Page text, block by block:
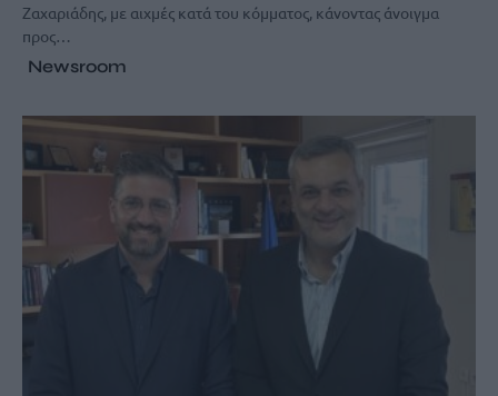
Ζαχαριάδης, με αιχμές κατά του κόμματος, κάνοντας άνοιγμα
προς…
Newsroom